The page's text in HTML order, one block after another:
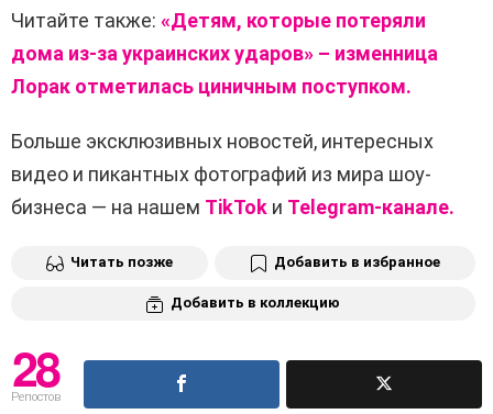
Читайте также: «Детям, которые потеряли
дома из-за украинских ударов» – изменница
Лорак отметилась циничным поступком.
Больше эксклюзивных новостей, интересных
видео и пикантных фотографий из мира шоу-
бизнеса — на нашем TikTok и Telegram-канале.
Читать позже Добавить в избранное
Добавить в коллекцию
28
Репостов